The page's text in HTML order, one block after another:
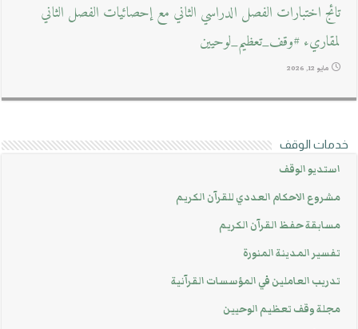
تائج اختبارات الفصل الدراسي الثاني مع إحصائيات الفصل الثاني
لمقاريء #وقف_تعظيم_لوحيين
مايو 12, 2026
خدمات الوقف
استديو الوقف
مشروع الاحكام العددي للقرآن الكريم
مسابقة حفظ القرآن الكريم
تفسير المدينة المنورة
تدريب العاملين في المؤسسات القرآنية
مجلة وقف تعظيم الوحيين